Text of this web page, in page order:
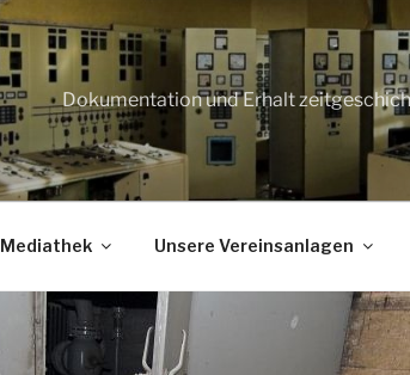
Dokumentation und Erhalt
Mediathek Unsere Vereinsanlagen